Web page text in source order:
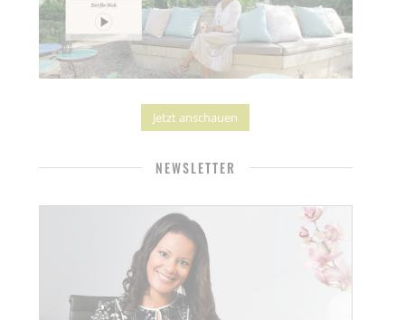
Jetzt anschauen
NEWSLETTER